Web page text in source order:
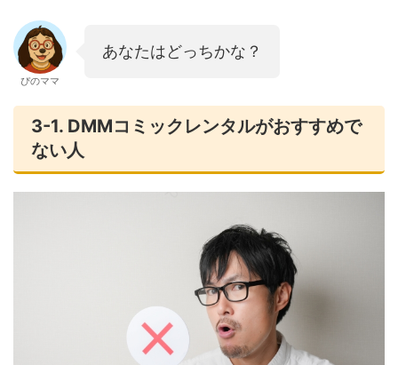
ぴのママ
あなたはどっちかな？
3-1. DMMコミックレンタルがおすすめで
ない人